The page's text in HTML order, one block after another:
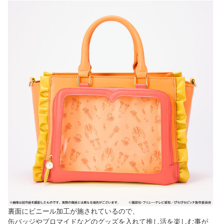
裏面にビニール加工が施されているので、
缶バッジやブロマイドなどのグッズを入れて推し活を楽しむ事が